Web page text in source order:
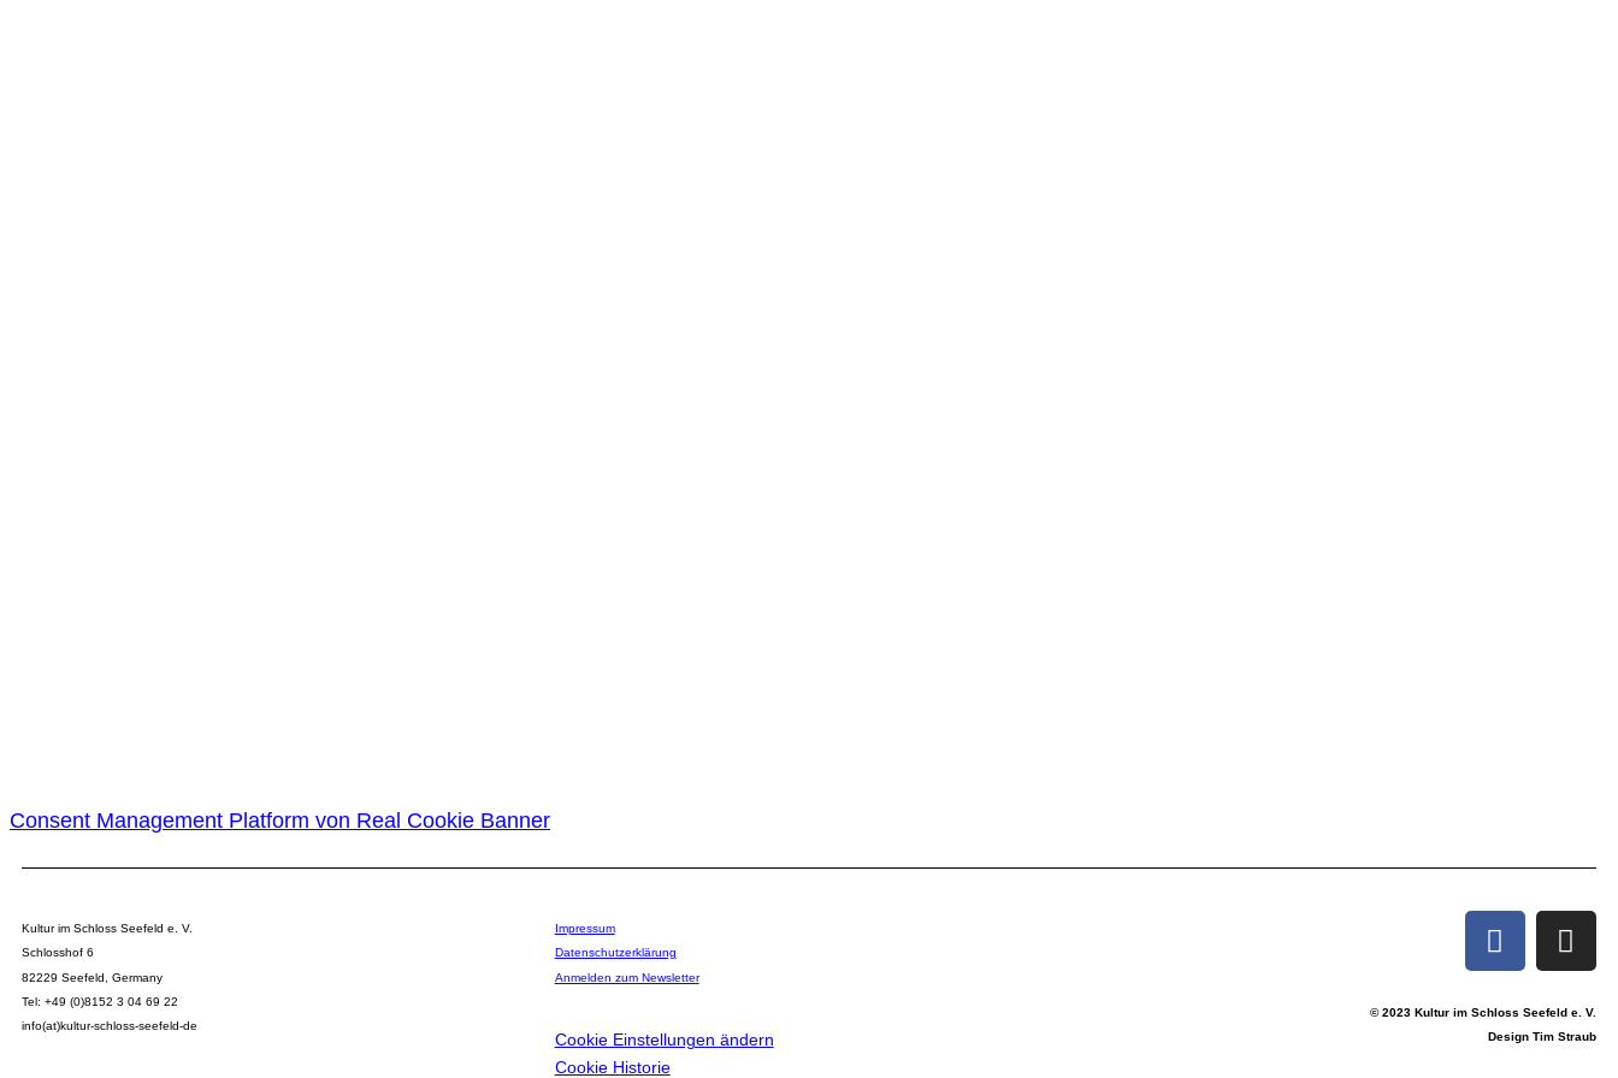
Consent Management Platform von Real Cookie Banner
Kultur im Schloss Seefeld e. V.
Schlosshof 6
82229 Seefeld, Germany
Tel: +49 (0)8152 3 04 69 22
info(at)kultur-schloss-seefeld-de
Impressum
Datenschutzerklärung
Anmelden zum Newsletter
Cookie Einstellungen ändern
Cookie Historie
© 2023 Kultur im Schloss Seefeld e. V.
Design Tim Straub